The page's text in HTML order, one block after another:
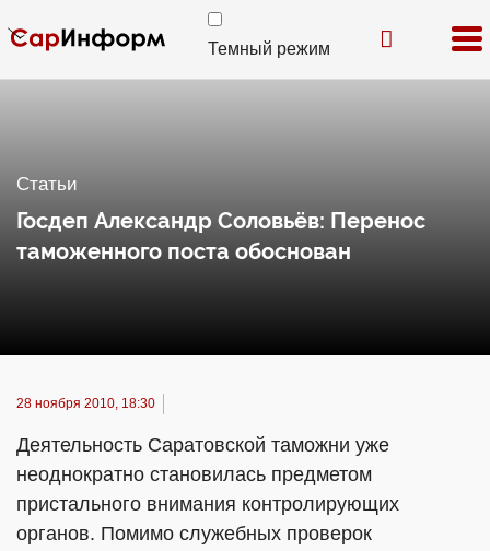
Темный режим
Статьи
Госдеп Александр Соловьёв: Перенос
таможенного поста обоснован
28 ноября 2010, 18:30
Деятельность Саратовской таможни уже
неоднократно становилась предметом
пристального внимания контролирующих
органов. Помимо служебных проверок